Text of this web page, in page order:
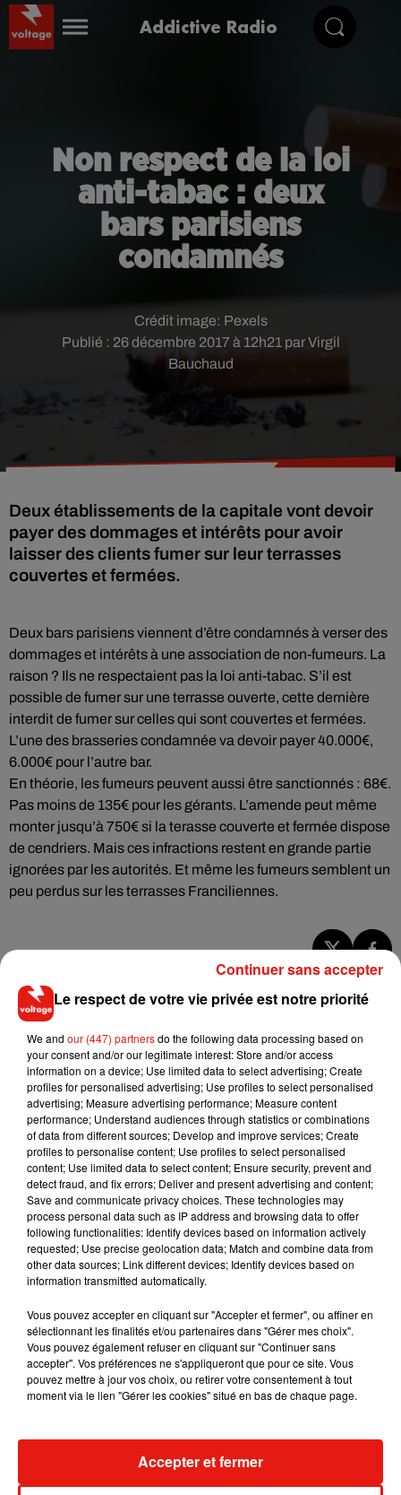
Addictive Radio
Non respect de la loi
anti-tabac : deux
bars parisiens
condamnés
Publié : 26 décembre 2017 à 12h21 par Virgil
Bauchaud
Crédit image: Pexels
Deux établissements de la capitale vont devoir
payer des dommages et intérêts pour avoir
laisser des clients fumer sur leur terrasses
couvertes et fermées.
Deux bars parisiens viennent d’être condamnés à verser des
dommages et intérêts à une association de non-fumeurs. La
raison ? Ils ne respectaient pas la loi anti-tabac. S’il est
possible de fumer sur une terrasse ouverte, cette dernière
interdit de fumer sur celles qui sont couvertes et fermées.
L’une des brasseries condamnée va devoir payer 40.000€,
6.000€ pour l’autre bar.
En théorie, les fumeurs peuvent aussi être sanctionnés : 68€.
Pas moins de 135€ pour les gérants. L’amende peut même
monter jusqu’à 750€ si la terasse couverte et fermée dispose
de cendriers. Mais ces infractions restent en grande partie
ignorées par les autorités. Et même les fumeurs semblent un
peu perdus sur les terrasses Franciliennes.
Musique
7 août 2026
RÜFÜS DU SOL annonce un nouvel
album après sa tournée mondiale
7 août 2026
Angèle et Amélie Lens dévoilent leur
collaboration tant attendue
6 août 2026
Il y a 10 ans, DJ Snake changeait de
Fred again.. et Latin Mafia dévoilent enfin
Le respect de votre vie privée est notre priorité
We and our (447) partnersdo the following data processing based on
your consent and/or our legitimate interest: Store and/or access
information on a device; Use limited data to select advertising; Create
profiles for personalised advertising; Use profiles to select personalised
advertising; Measure advertising performance; Measure content
performance; Understand audiences through statistics or combinations
of data from different sources; Develop and improve services; Create
profiles to personalise content; Use profiles to select personalised
content; Use limited data to select content; Ensure security, prevent and
detect fraud, and fix errors; Deliver and present advertising and content;
Save and communicate privacy choices. These technologies may
process personal data such as IP address and browsing data to offer
following functionalities: Identify devices based on information actively
requested; Use precise geolocation data; Match and combine data from
other data sources; Link different devices; Identify devices based on
information transmitted automatically.
Vous pouvez accepter en cliquant sur "Accepter et fermer", ou affiner en
sélectionnant les finalités et/ou partenaires dans "Gérer mes choix".
Vous pouvez également refuser en cliquant sur "Continuer sans
accepter". Vos préférences ne s'appliqueront que pour ce site. Vous
pouvez mettre à jour vos choix, ou retirer votre consentement à tout
moment via le lien "Gérer les cookies" situé en bas de chaque page.
Accepter et fermer
Continuer sans accepter